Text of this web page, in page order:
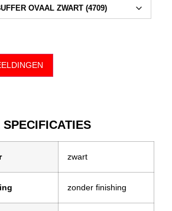
zwart
zonder finishing